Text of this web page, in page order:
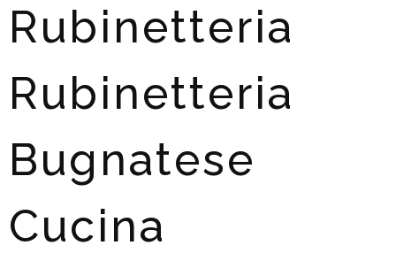
Rubinetteria
Rubinetteria
Bugnatese
Cucina